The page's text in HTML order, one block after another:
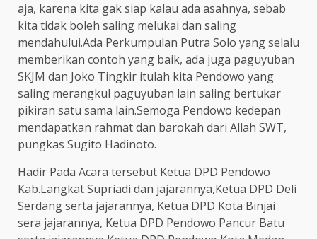
aja, karena kita gak siap kalau ada asahnya, sebab
kita tidak boleh saling melukai dan saling
mendahului.Ada Perkumpulan Putra Solo yang selalu
memberikan contoh yang baik, ada juga paguyuban
SKJM dan Joko Tingkir itulah kita Pendowo yang
saling merangkul paguyuban lain saling bertukar
pikiran satu sama lain.Semoga Pendowo kedepan
mendapatkan rahmat dan barokah dari Allah SWT,
pungkas Sugito Hadinoto.
Hadir Pada Acara tersebut Ketua DPD Pendowo
Kab.Langkat Supriadi dan jajarannya,Ketua DPD Deli
Serdang serta jajarannya, Ketua DPD Kota Binjai
sera jajarannya, Ketua DPD Pendowo Pancur Batu